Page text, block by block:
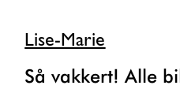
Lise-Marie
Så vakkert! Alle bildene er nydelige,